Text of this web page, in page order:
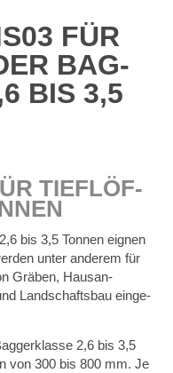
FÜR
BAG­
BIS 3,5
TIEF­LÖF­
bis 3,5 Ton­nen eig­nen
un­ter an­de­rem für
Grä­ben, Haus­an­
Land­schafts­bau ein­ge­
2,6 bis 3,5
von 300 bis 800 mm. Je